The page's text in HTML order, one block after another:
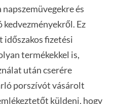
és
Ez
fizetési
termékekkel is,
után cserére
porszívót vásárolt
küldeni, hogy